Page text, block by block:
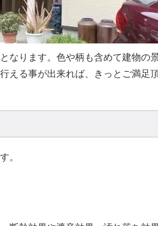
なります。色や柄も含めて建物の
える事が出来れば、きっとご満足
。